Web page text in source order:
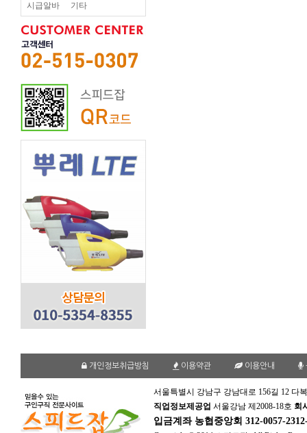
시급알바 기타
개인정보취급방침 이용약관 이용안내
서울특별시 강남구 강남대로 156길 12 다
직업정보제공업 서울강남 제2008-18호 회
입금계좌 농협중앙회 312-0057-